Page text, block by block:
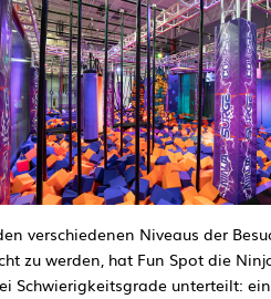
verschiedenen Niveaus der
zu werden, hat Fun Spot die
Schwierigkeitsgrade unterteilt: